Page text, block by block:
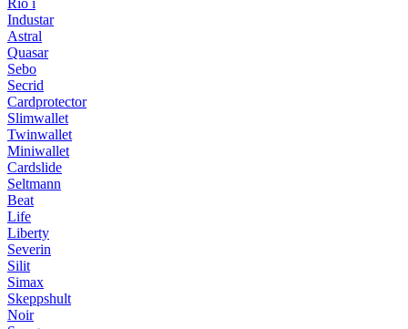
Rio i
Industar
Astral
Quasar
Sebo
Secrid
Cardprotector
Slimwallet
Twinwallet
Miniwallet
Cardslide
Seltmann
Beat
Life
Liberty
Severin
Silit
Simax
Skeppshult
Noir